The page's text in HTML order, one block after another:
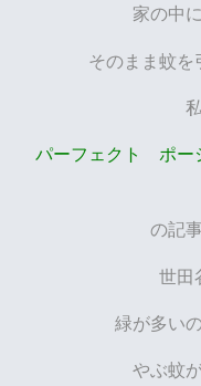
家の中
そのまま蚊を
パーフェクト ポ
の記
世田
緑が多い
やぶ蚊